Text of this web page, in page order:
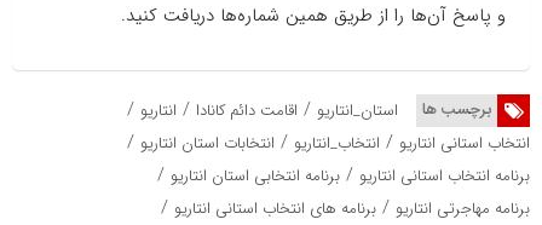
و پاسخ آن‌ها را از طریق همین شماره‌ها دریافت کنید.
برچسب ها استان_انتاریو / اقامت دائم کانادا / انتاریو /
انتخاب استانی انتاریو / انتخاب_انتاریو / انتخابات استان انتاریو /
برنامه انتخاب استانی انتاریو / برنامه انتخابی استان انتاریو /
برنامه مهاجرتی انتاریو / برنامه های انتخاب استانی انتاریو /